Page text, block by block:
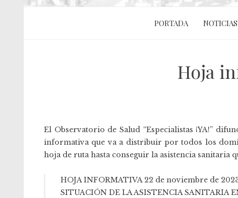
PORTADA NOTICIAS
Hoja
El Observatorio de Salud “Especialistas ¡YA!”
informativa que va a distribuir por todos los
hoja de ruta hasta conseguir la asistencia sanitaria
HOJA INFORMATIVA 22 de noviembre de
SITUACIÓN DE LA ASISTENCIA SANITARIA